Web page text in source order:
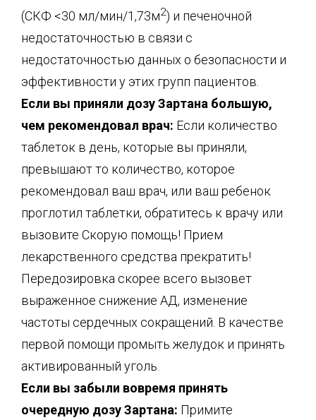
(СКФ <30 мл/мин/1,73м2) и печеночной
недостаточностью в связи с
недостаточностью данных о безопасности и
эффективности у этих групп пациентов.
Если вы приняли дозу Зартана большую,
чем рекомендовал врач: Если количество
таблеток в день, которые вы приняли,
превышают то количество, которое
рекомендовал ваш врач, или ваш ребенок
проглотил таблетки, обратитесь к врачу или
вызовите Скорую помощь! Прием
лекарственного средства прекратить!
Передозировка скорее всего вызовет
выраженное снижение АД, изменение
частоты сердечных сокращений. В качестве
первой помощи промыть желудок и принять
активированный уголь.
Если вы забыли вовремя принять
очередную дозу Зартана: Примите